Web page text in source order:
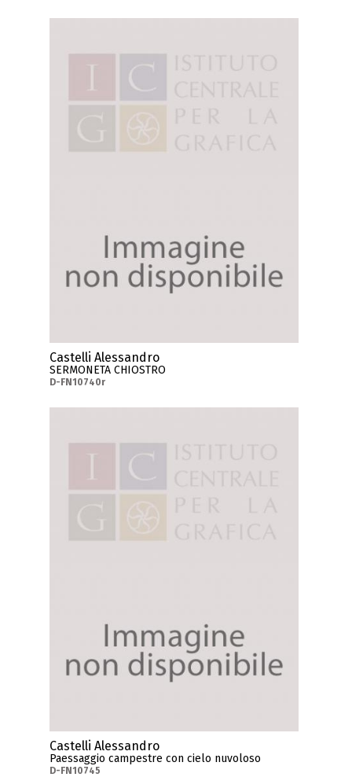
Castelli Alessandro
SERMONETA CHIOSTRO
D-FN10740r
Castelli Alessandro
Paessaggio campestre con cielo nuvoloso
D-FN10745